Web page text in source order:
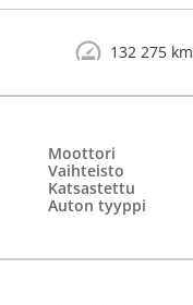
132 275 km
Moottori
Vaihteisto
Katsastettu
Auton tyyppi